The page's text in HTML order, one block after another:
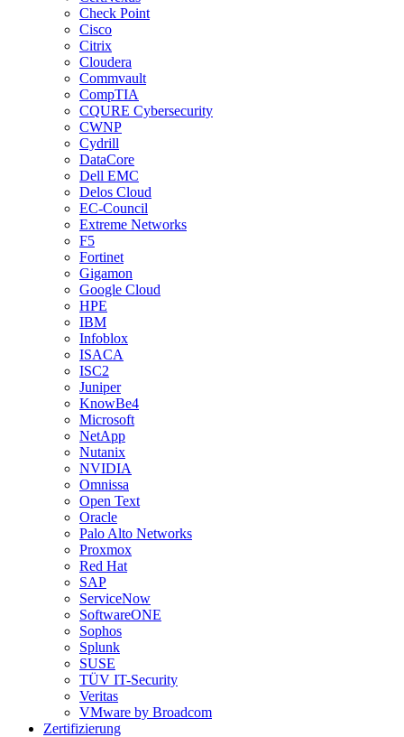
Check Point
Cisco
Citrix
Cloudera
Commvault
CompTIA
CQURE Cybersecurity
CWNP
Cydrill
DataCore
Dell EMC
Delos Cloud
EC-Council
Extreme Networks
F5
Fortinet
Gigamon
Google Cloud
HPE
IBM
Infoblox
ISACA
ISC2
Juniper
KnowBe4
Microsoft
NetApp
Nutanix
NVIDIA
Omnissa
Open Text
Oracle
Palo Alto Networks
Proxmox
Red Hat
SAP
ServiceNow
SoftwareONE
Sophos
Splunk
SUSE
TÜV IT-Security
Veritas
VMware by Broadcom
Zertifizierung